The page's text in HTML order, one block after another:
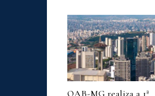
OAB-MG realiza a 1ª